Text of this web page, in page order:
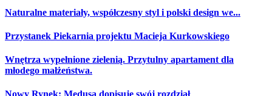
Naturalne materiały, współczesny styl i polski design we...
Przystanek Piekarnia projektu Macieja Kurkowskiego
Wnętrza wypełnione zielenią. Przytulny apartament dla
młodego małżeństwa.